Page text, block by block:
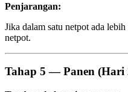
Penjarangan:
Jika dalam satu netpot ada
netpot.
Tahap 5 — Panen (Hari